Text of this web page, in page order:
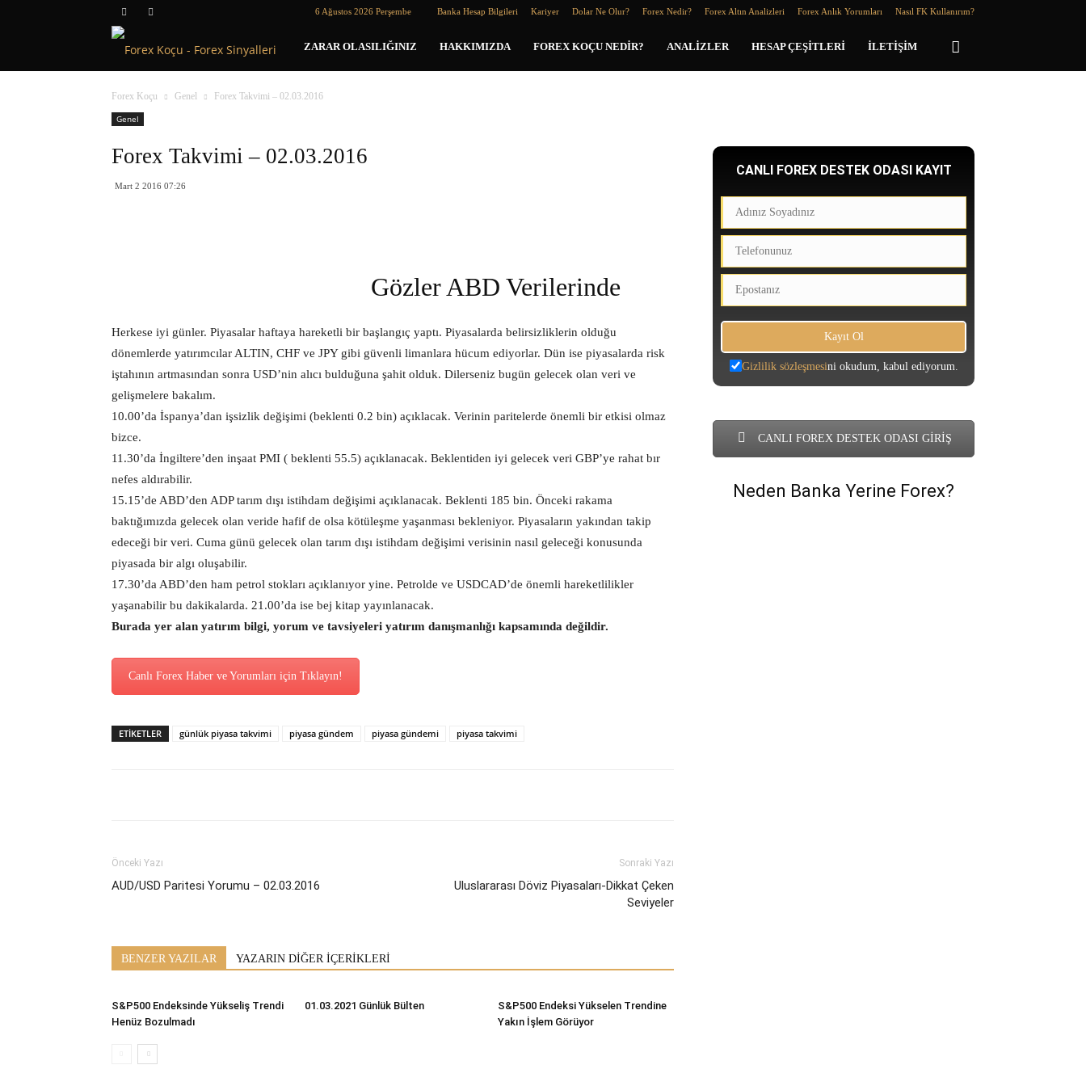
6 Ağustos 2026 Perşembe Banka Hesap Bilgileri Kariyer Dolar Ne Olur? Forex Nedir? Forex Altın Analizleri Forex Anlık Yorumları Nasıl FK Kullanırım?
Forex
Koçu
ZARAR OLASILIĞINIZ HAKKIMIZDA FOREX KOÇU NEDIR? ANALIZLER HESAP ÇEŞITLERI İLETIŞIM
Forex Koçu Genel
Forex Takvimi – 02.03.2016
Genel
Forex Takvimi – 02.03.2016
Mart 2 2016 07:26
Gözler ABD Verilerinde
Herkese iyi günler. Piyasalar haftaya hareketli bir başlangıç yaptı. Piyasalarda belirsizliklerin olduğu
dönemlerde yatırımcılar ALTIN, CHF ve JPY gibi güvenli limanlara hücum ediyorlar. Dün ise piyasalarda risk
iştahının artmasından sonra USD’nin alıcı bulduğuna şahit olduk. Dilerseniz bugün gelecek olan veri ve
gelişmelere bakalım.
10.00’da İspanya’dan işsizlik değişimi (beklenti 0.2 bin) açıklacak. Verinin paritelerde önemli bir etkisi olmaz
bizce.
11.30’da İngiltere’den inşaat PMI ( beklenti 55.5) açıklanacak. Beklentiden iyi gelecek veri GBP’ye rahat bır
nefes aldırabilir.
15.15’de ABD’den ADP tarım dışı istihdam değişimi açıklanacak. Beklenti 185 bin. Önceki rakama
baktığımızda gelecek olan veride hafif de olsa kötüleşme yaşanması bekleniyor. Piyasaların yakından takip
edeceği bir veri. Cuma günü gelecek olan tarım dışı istihdam değişimi verisinin nasıl geleceği konusunda
piyasada bir algı oluşabilir.
17.30’da ABD’den ham petrol stokları açıklanıyor yine. Petrolde ve USDCAD’de önemli hareketlilikler
yaşanabilir bu dakikalarda. 21.00’da ise bej kitap yayınlanacak.
Burada yer alan yatırım bilgi, yorum ve tavsiyeleri yatırım danışmanlığı kapsamında değildir.
Canlı Forex Haber ve Yorumları için Tıklayın!
ETİKETLER günlük piyasa takvimi piyasa gündem piyasa gündemi piyasa takvimi
Önceki Yazı
AUD/USD Paritesi Yorumu – 02.03.2016
Sonraki Yazı
Uluslararası Döviz Piyasaları-Dikkat Çeken
Seviyeler
BENZER YAZILAR YAZARIN DİĞER İÇERİKLERİ
S&P500 Endeksinde Yükseliş Trendi
Henüz Bozulmadı
01.03.2021 Günlük Bülten
S&P500 Endeksi Yükselen Trendine
Yakın İşlem Görüyor
CANLI FOREX DESTEK ODASI KAYIT
Gizlilik sözleşmesini okudum, kabul ediyorum.
CANLI FOREX DESTEK ODASI GİRİŞ
Neden Banka Yerine Forex?